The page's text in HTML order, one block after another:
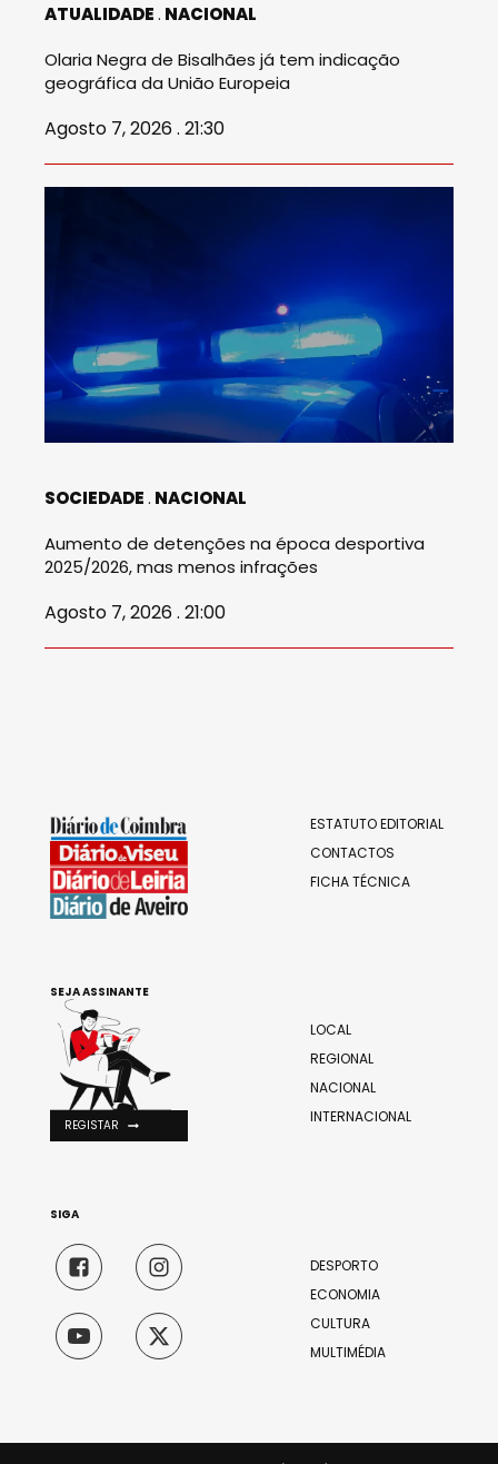
ATUALIDADE NACIONAL
Olaria Negra de Bisalhães já tem indicação
geográfica da União Europeia
Agosto 7, 2026 . 21:30
SOCIEDADE NACIONAL
Aumento de detenções na época desportiva
2025/2026, mas menos infrações
Agosto 7, 2026 . 21:00
ESTATUTO EDITORIAL
CONTACTOS
FICHA TÉCNICA
LOCAL
REGIONAL
NACIONAL
INTERNACIONAL
DESPORTO
ECONOMIA
CULTURA
MULTIMÉDIA
SEJA ASSINANTE
REGISTAR
SIGA